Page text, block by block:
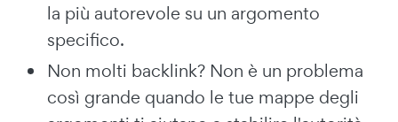
la più autorevole su un argomento
specifico.
Non molti backlink? Non è un problema
così grande quando le tue mappe degli